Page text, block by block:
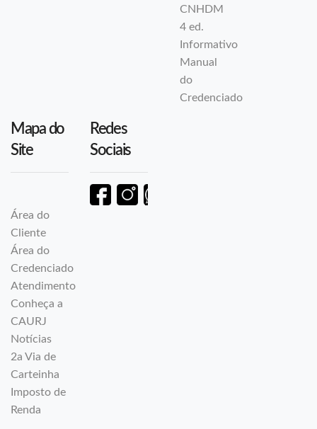
CNHDM
4 ed.
Informativo
Manual
do
Credenciado
Mapa do
Site
Área do
Cliente
Área do
Credenciado
Atendimento
Conheça a
CAURJ
Notícias
2a Via de
Carteinha
Imposto de
Renda
Redes
Sociais